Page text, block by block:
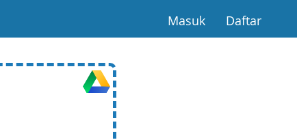
Masuk(current)
Daftar